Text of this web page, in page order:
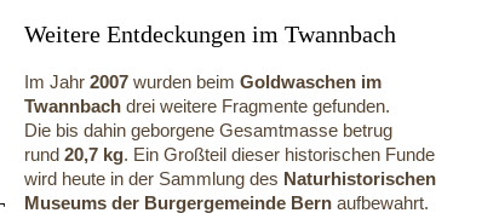
Weitere Entdeckungen im Twannbach
Im Jahr2007 wurden beimGoldwaschen im
Twannbach drei weitere Fragmente gefunden.
Die bis dahin geborgene Gesamtmasse betrug
rund20,7 kg. Ein Großteil dieser historischen Funde
wird heute in der Sammlung des Naturhistorischen
Museums der Burgergemeinde Bern aufbewahrt.